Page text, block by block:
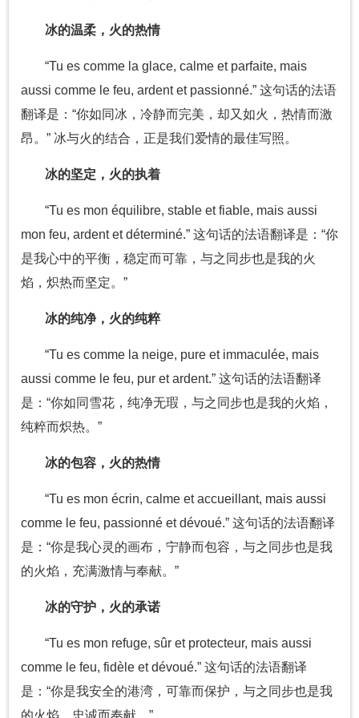
冰的温柔，火的热情
“Tu es comme la glace, calme et parfaite, mais
aussi comme le feu, ardent et passionné.” 这句话的法语
翻译是：“你如同冰，冷静而完美，却又如火，热情而激
昂。” 冰与火的结合，正是我们爱情的最佳写照。
冰的坚定，火的执着
“Tu es mon équilibre, stable et fiable, mais aussi
mon feu, ardent et déterminé.” 这句话的法语翻译是：“你
是我心中的平衡，稳定而可靠，与之同步也是我的火
焰，炽热而坚定。”
冰的纯净，火的纯粹
“Tu es comme la neige, pure et immaculée, mais
aussi comme le feu, pur et ardent.” 这句话的法语翻译
是：“你如同雪花，纯净无瑕，与之同步也是我的火焰，
纯粹而炽热。”
冰的包容，火的热情
“Tu es mon écrin, calme et accueillant, mais aussi
comme le feu, passionné et dévoué.” 这句话的法语翻译
是：“你是我心灵的画布，宁静而包容，与之同步也是我
的火焰，充满激情与奉献。”
冰的守护，火的承诺
“Tu es mon refuge, sûr et protecteur, mais aussi
comme le feu, fidèle et dévoué.” 这句话的法语翻译
是：“你是我安全的港湾，可靠而保护，与之同步也是我